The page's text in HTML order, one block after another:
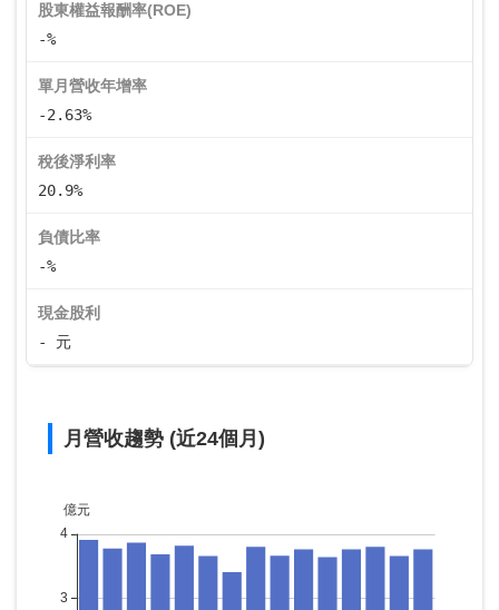
股東權益報酬率(ROE)
-%
單月營收年增率
-2.63%
稅後淨利率
20.9%
負債比率
-%
現金股利
- 元
月營收趨勢 (近24個月)